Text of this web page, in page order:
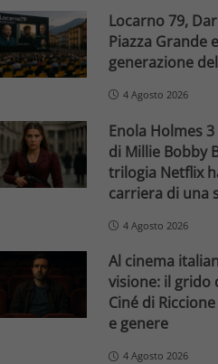
Locarno 79,
Piazza Grande
generazione
4 Agosto 2026
Enola Holmes
di Millie Bobby
trilogia Netflix
carriera di una
4 Agosto 2026
Al cinema
visione: il grido
Ciné di
e genere
4 Agosto 2026